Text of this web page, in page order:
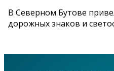
В Северном Бутове
дорожных знаков и